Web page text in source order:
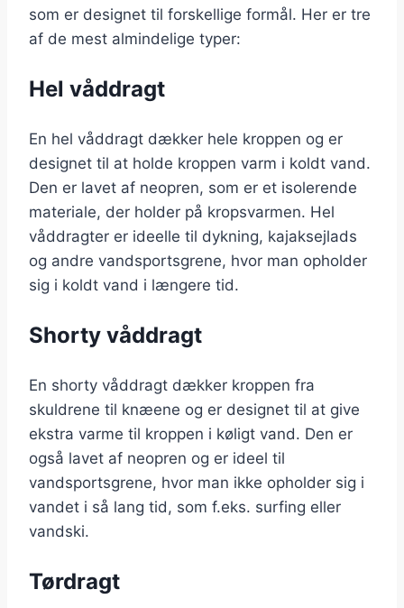
som er designet til forskellige formål. Her er tre
af de mest almindelige typer:
Hel våddragt
En hel våddragt dækker hele kroppen og er
designet til at holde kroppen varm i koldt vand.
Den er lavet af neopren, som er et isolerende
materiale, der holder på kropsvarmen. Hel
våddragter er ideelle til dykning, kajaksejlads
og andre vandsportsgrene, hvor man opholder
sig i koldt vand i længere tid.
Shorty våddragt
En shorty våddragt dækker kroppen fra
skuldrene til knæene og er designet til at give
ekstra varme til kroppen i køligt vand. Den er
også lavet af neopren og er ideel til
vandsportsgrene, hvor man ikke opholder sig i
vandet i så lang tid, som f.eks. surfing eller
vandski.
Tørdragt